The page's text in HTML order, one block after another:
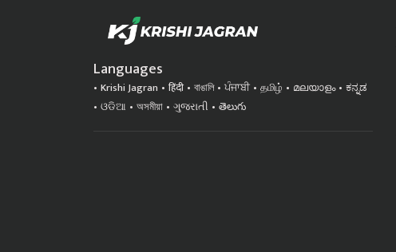
Languages
Krishi Jagran हिंदी বাঙালি ਪੰਜਾਬੀ தமிழ் മലയാളം
ಕನ್ನಡ
ଓଡିଆ
অসমীয়া ગુજરાતી తెలుగు